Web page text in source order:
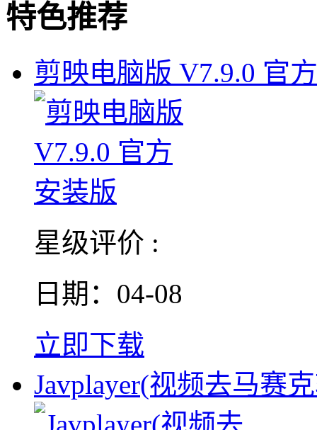
特色推荐
剪映电脑版 V7.9.0 官
星级评价 :
日期：04-08
立即下载
Javplayer(视频去马赛